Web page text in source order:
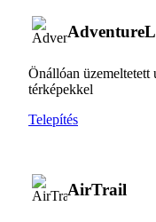
Önállóan üzemeltetett
térképekkel
Telepítés
AirTrail